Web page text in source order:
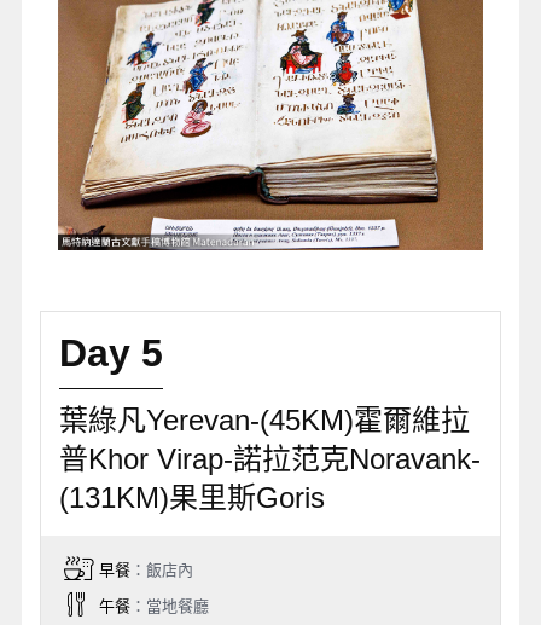
Day 5
葉綠凡Yerevan-(45KM)霍爾維拉
普Khor Virap-諾拉范克Noravank-
(131KM)果里斯Goris
早餐：飯店內
午餐：當地餐廳